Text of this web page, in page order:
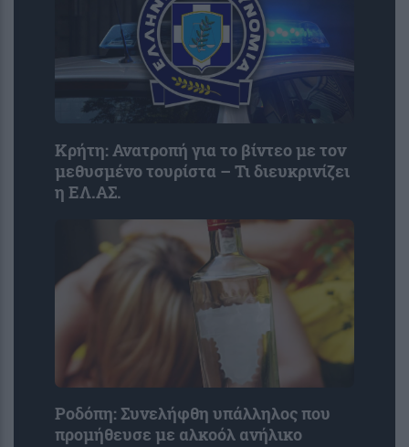
Κρήτη: Ανατροπή για το βίντεο με τον
μεθυσμένο τουρίστα – Τι διευκρινίζει
η ΕΛ.ΑΣ.
Ροδόπη: Συνελήφθη υπάλληλος που
προμήθευσε με αλκοόλ ανήλικο